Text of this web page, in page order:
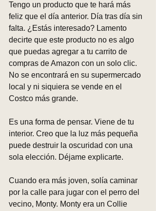
Tengo un producto que te hará más
feliz que el día anterior. Día tras día sin
falta. ¿Estás interesado? Lamento
decirte que este producto no es algo
que puedas agregar a tu carrito de
compras de Amazon con un solo clic.
No se encontrará en su supermercado
local y ni siquiera se vende en el
Costco más grande.
Es una forma de pensar. Viene de tu
interior. Creo que la luz más pequeña
puede destruir la oscuridad con una
sola elección. Déjame explicarte.
Cuando era más joven, solía caminar
por la calle para jugar con el perro del
vecino, Monty. Monty era un Collie